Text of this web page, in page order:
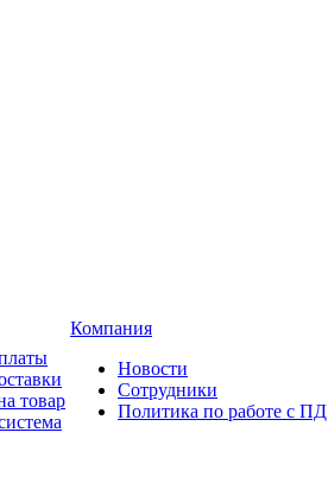
товар
Компания
Новости
Сотрудники
Политика по работе с ПД